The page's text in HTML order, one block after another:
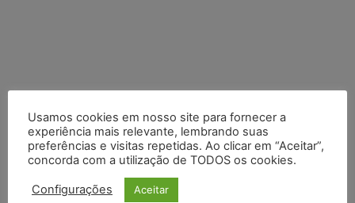
COMPARTILHE
Usamos cookies em nosso site para fornecer a
experiência mais relevante, lembrando suas
preferências e visitas repetidas. Ao clicar em “Aceitar”,
concorda com a utilização de TODOS os cookies.
Configurações Aceitar